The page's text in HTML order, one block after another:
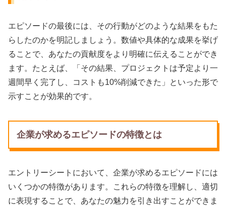
エピソードの最後には、その行動がどのような結果をもた
らしたのかを明記しましょう。数値や具体的な成果を挙げ
ることで、あなたの貢献度をより明確に伝えることができ
ます。たとえば、「その結果、プロジェクトは予定より一
週間早く完了し、コストも10%削減できた」といった形で
示すことが効果的です。
企業が求めるエピソードの特徴とは
エントリーシートにおいて、企業が求めるエピソードには
いくつかの特徴があります。これらの特徴を理解し、適切
に表現することで、あなたの魅力を引き出すことができま